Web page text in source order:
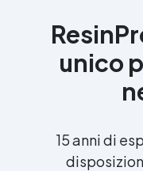
unico
15 anni di